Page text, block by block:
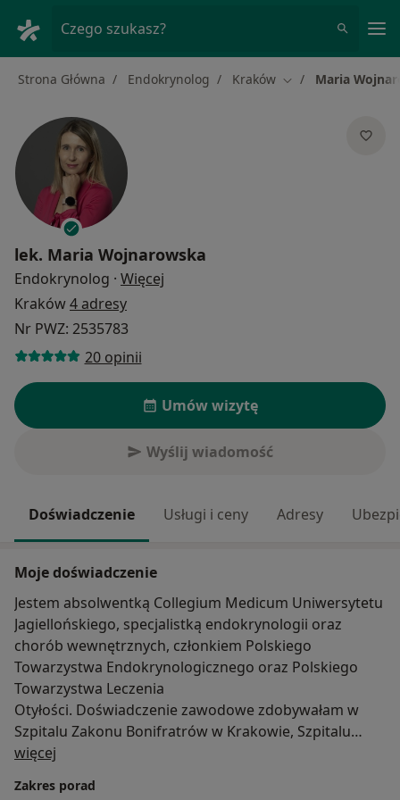
Czego szukasz?
Strona Główna Endokrynolog Kraków Zmień miasto
Maria
lek. Maria Wojnarowska
Endokrynolog · Więcej
Kraków4 adresy
Nr PWZ: 2535783
20 opinii
Umów wizytę
Wyślij wiadomość
Doświadczenie Usługi i ceny Adresy
Moje doświadczenie
Jestem absolwentką Collegium Medicum Uniwersytetu
Jagiellońskiego, specjalistką endokrynologii oraz
chorób wewnętrznych, członkiem Polskiego
Towarzystwa Endokrynologicznego oraz Polskiego
Towarzystwa Leczenia
Otyłości. Doświadczenie zawodowe zdobywałam w
Szpitalu Zakonu Bonifratrów w Krakowie, Szpitalu
Uniwersyteckim w Krakowie, Uniwersyteckim Centrum
więcej
Zakres porad